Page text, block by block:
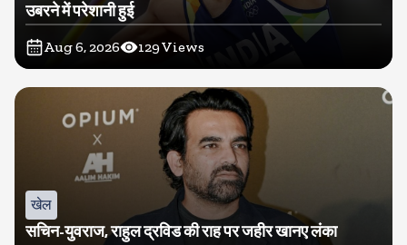
उबरने में परेशानी हुई
Aug 6, 2026 129Views
खेल
सचिन-युवराज, राहुल द्रविड की राह पर जहीर खानए लंका